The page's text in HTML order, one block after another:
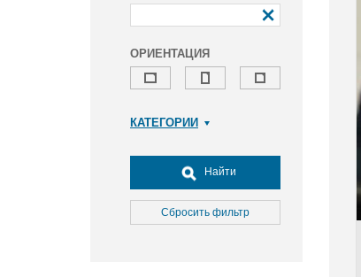
ОРИЕНТАЦИЯ
КАТЕГОРИИ
Досуг, туризм и отдых
Культура
Медицина
Найти
Сбросить фильтр